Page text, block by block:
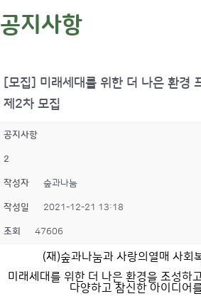
공지사항
[모집] 미래세대를 위한 더 나은 환경
제2차 모집
공지사항
2
작성자 숲과나눔
작성일 2021-12-21 13:18
조회 47606
(재)숲과나눔과 사랑의열매 사회
미래세대를 위한 더 나은 환경을 조성하
다양하고 참신한 아이디어